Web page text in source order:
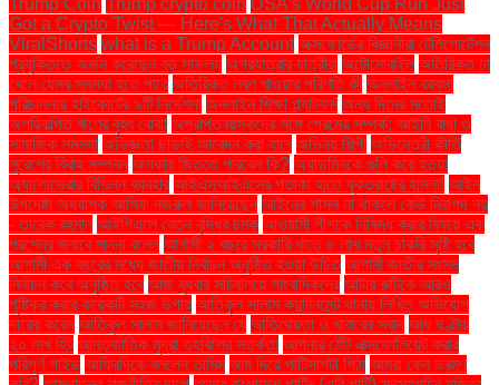
Got a Crypto Twist — Here's What That Actually Means
ViralShorts what is a Trump Account অক্সফোর্ডের বিজ্ঞানীরা টেলিপোর্টেশন
প্রযুক্তিতে অর্জন করেছেন বড় সাফল্য অগ্রযাত্রার যাত্রীরা অটোমোবাইল অতিরিক্ত চা
খেলে যেসব সমস্যা হতে পারে অতিরিক্ত লবণ খাওয়ার পরিণতি কী অনলাইন ব্যবসা
পরিচালনায় হাইকোর্টের ৯টি নির্দেশনা অনলাইন শিক্ষা প্ল্যাটফর্ম অন্য দিনের মতোই
অপরিকল্পিত ঋণের বৃহৎ বোঝা অপ্রাপ্তবয়স্কদের সঙ্গে প্রেমের সম্পর্ক: আইনি বাধা ও
সামাজিক সমস্যা অভিজ্ঞতা ছাড়াই আবেদন করা যাবে অভিনয় শিল্পী অভিনেত্রী কীর্তি
সুরেশের বিবাহ সম্পন্ন অস্কার জিততে পারবেন কি? অ্যাডমিনকে গুলি করে হত্যা
অ্যালোভেরার বিভিন্ন ব্যবহার আইএসআইএসের পতাকা হাতে যুক্তরাষ্ট্রে হামলা! আইন
উপদেষ্টা অধ্যাপক আসিফ নজরুল জানিয়েছেন আইনের শাসন না থাকলে কেউ নিরাপদ নয়
- তারেক রহমান আইপিএলে বেতন বৃদ্ধির চমক আওয়ামী লীগকে নিষিদ্ধ করার বিষয়ে এক
প্রশ্নের জবাবে মান্না বলেন আগামী ২ বছরে সরকারি খাতে ৫ লাখ নতুন চাকরি সৃষ্টি হবে
আগামী এক বছরের মধ্যে জাতীয় নির্বাচন অনুষ্ঠিত হওয়া উচিত আগামী জাতীয় সংসদ
নির্বাচন কবে অনুষ্ঠিত হবে আজ বুধবার সচিবালয়ে সাংবাদিকদের আটার রুটিকে আরও
পুষ্টিকর করার কয়েকটি সহজ উপায় আতিকুল সালাম ক্যান্টনমেন্ট থানায় লিখিত অভিযোগ
দায়ের করেন আতিকুল সালাম জানিয়েছেন যে আতিথেয়তা ও খাবারের স্বাদ আধ ঘণ্টায়
২০ লাখ হিট আন্তর্জাতিক মুদ্রা তহবিলের সতর্কতা আপনার ঠোঁট এক্সফোলিয়েট করার
পরিপূর্ণ গাইড আফ্রিদিকে বললেন তামিম আম দিয়ে পাটিসাপটা পিঠা আমরা কেন ভ্রমণ